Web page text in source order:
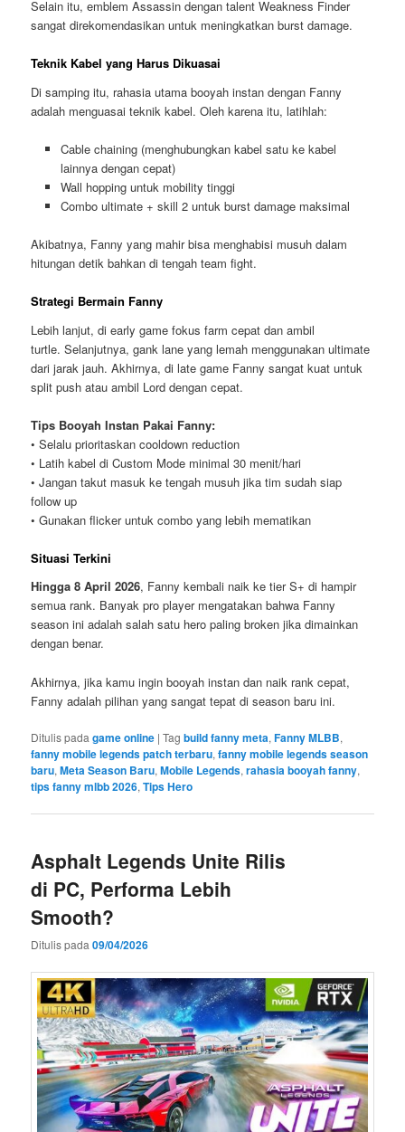
Selain itu, emblem Assassin dengan talent Weakness Finder
sangat direkomendasikan untuk meningkatkan burst damage.
Teknik Kabel yang Harus Dikuasai
Di samping itu, rahasia utama booyah instan dengan Fanny
adalah menguasai teknik kabel. Oleh karena itu, latihlah:
Cable chaining (menghubungkan kabel satu ke kabel
lainnya dengan cepat)
Wall hopping untuk mobility tinggi
Combo ultimate + skill 2 untuk burst damage maksimal
Akibatnya, Fanny yang mahir bisa menghabisi musuh dalam
hitungan detik bahkan di tengah team fight.
Strategi Bermain Fanny
Lebih lanjut, di early game fokus farm cepat dan ambil
turtle. Selanjutnya, gank lane yang lemah menggunakan ultimate
dari jarak jauh. Akhirnya, di late game Fanny sangat kuat untuk
split push atau ambil Lord dengan cepat.
Tips Booyah Instan Pakai Fanny:
• Selalu prioritaskan cooldown reduction
• Latih kabel di Custom Mode minimal 30 menit/hari
• Jangan takut masuk ke tengah musuh jika tim sudah siap
follow up
• Gunakan flicker untuk combo yang lebih mematikan
Situasi Terkini
Hingga 8 April 2026, Fanny kembali naik ke tier S+ di hampir
semua rank. Banyak pro player mengatakan bahwa Fanny
season ini adalah salah satu hero paling broken jika dimainkan
dengan benar.
Akhirnya, jika kamu ingin booyah instan dan naik rank cepat,
Fanny adalah pilihan yang sangat tepat di season baru ini.
Ditulis pada game online |Tag build fanny meta,Fanny MLBB,
fanny mobile legends patch terbaru,fanny mobile legends season
baru,Meta Season Baru,Mobile Legends,rahasia booyah fanny,
tips fanny mlbb 2026,Tips Hero
Asphalt Legends Unite Rilis
di PC, Performa Lebih
Smooth?
Ditulis pada09/04/2026